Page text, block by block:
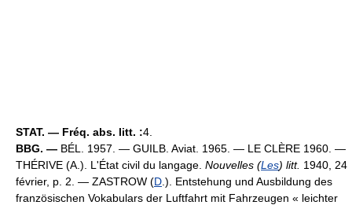
STAT. — Fréq. abs. litt. :4.
BBG. — BÉL. 1957. — GUILB. Aviat. 1965. — LE CLÈRE 1960. —
THÉRIVE (A.). L'État civil du langage. Nouvelles (Les) litt. 1940, 24
février, p. 2. — ZASTROW (D .). Entstehung und Ausbildung des
französischen Vokabulars der Luftfahrt mit Fahrzeugen « leichter